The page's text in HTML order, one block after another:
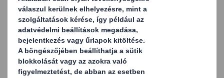
Újrahasználható és
visszaküldhető
csomagolás